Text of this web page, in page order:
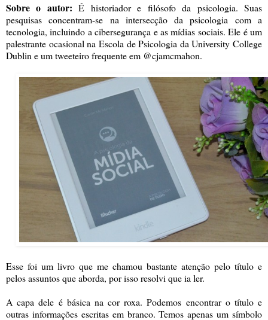
Sobre o autor: É historiador e filósofo da psicologia. Suas
pesquisas concentram-se na intersecção da psicologia com a
tecnologia, incluindo a cibersegurança e as mídias sociais. Ele é um
palestrante ocasional na Escola de Psicologia da University College
Dublin e um tweeteiro frequente em @cjamcmahon.
Esse foi um livro que me chamou bastante atenção pelo título e
pelos assuntos que aborda, por isso resolvi que ia ler.
A capa dele é básica na cor roxa. Podemos encontrar o título e
outras informações escritas em branco. Temos apenas um símbolo